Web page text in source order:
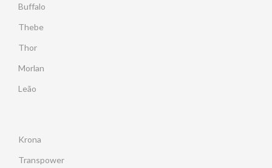
Buffalo
Thebe
Thor
Morlan
Leão
Krona
Transpower